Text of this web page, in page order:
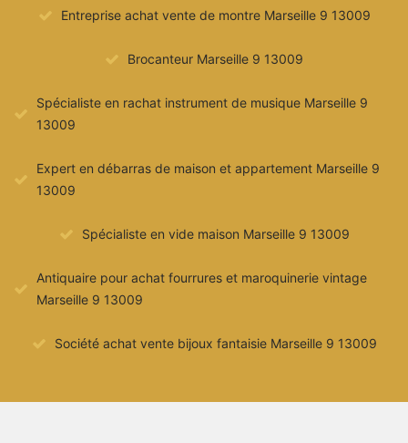
Entreprise achat vente de montre Marseille 9 13009
Brocanteur Marseille 9 13009
Spécialiste en rachat instrument de musique Marseille 9
13009
Expert en débarras de maison et appartement Marseille 9
13009
Spécialiste en vide maison Marseille 9 13009
Antiquaire pour achat fourrures et maroquinerie vintage
Marseille 9 13009
Société achat vente bijoux fantaisie Marseille 9 13009